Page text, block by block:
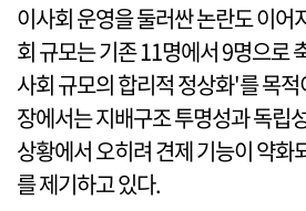
이사회 운영을 둘러싼 논란도 이어
회 규모는 기존 11명에서 9명으로
사회 규모의 합리적 정상화'를 목
장에서는 지배구조 투명성과 독립
상황에서 오히려 견제 기능이 약화
를 제기하고 있다.